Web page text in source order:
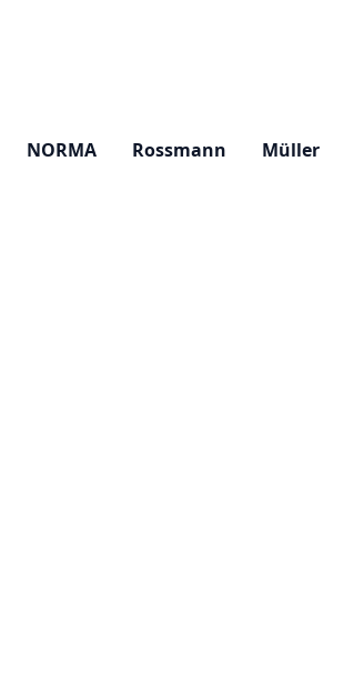
NORMA Rossmann Müller